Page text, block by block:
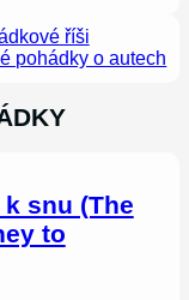
říši
pohádky o autech
snu (The
to